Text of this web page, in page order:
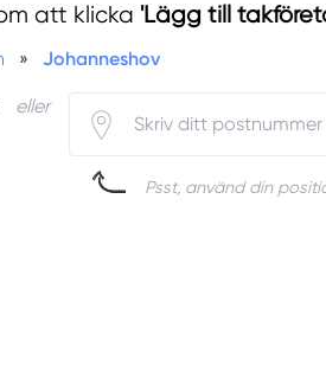
att klicka 'Lägg till
» Johanneshov
eller
Psst, använd din